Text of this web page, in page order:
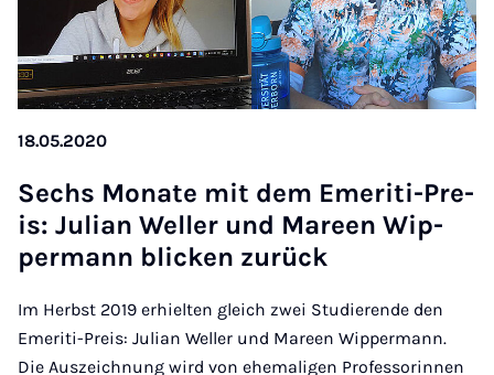
18.05.2020
Sechs Mon­ate mit dem Emer­iti-Pre­
is: Ju­li­an Weller und Mareen Wip­
per­mann blick­en zurück
Im Herbst 2019 erhielten gleich zwei Studierende den
Emeriti-Preis: Julian Weller und Mareen Wippermann.
Die Auszeichnung wird von ehemaligen Professorinnen